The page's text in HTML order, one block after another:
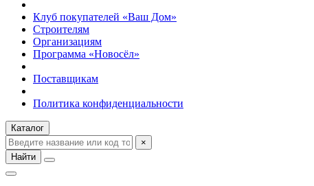
Клуб покупателей «Ваш Дом»
Строителям
Организациям
Программа «Новосёл»
Поставщикам
Политика конфиденциальности
Каталог
×
Найти